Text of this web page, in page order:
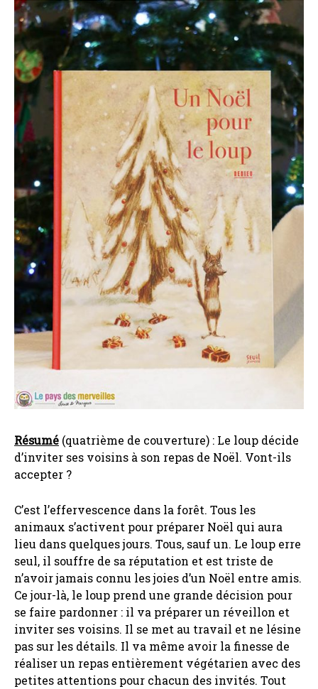
Résumé (quatrième de couverture) : Le loup décide
d’inviter ses voisins à son repas de Noël. Vont-ils
accepter ?
C’est l’effervescence dans la forêt. Tous les
animaux s’activent pour préparer Noël qui aura
lieu dans quelques jours. Tous, sauf un. Le loup erre
seul, il souffre de sa réputation et est triste de
n’avoir jamais connu les joies d’un Noël entre amis.
Ce jour-là, le loup prend une grande décision pour
se faire pardonner : il va préparer un réveillon et
inviter ses voisins. Il se met au travail et ne lésine
pas sur les détails. Il va même avoir la finesse de
réaliser un repas entièrement végétarien avec des
petites attentions pour chacun des invités. Tout